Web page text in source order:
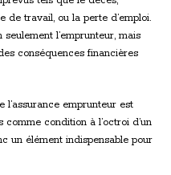
de travail, ou la perte d’emploi.
l’emprunteur, mais
conséquences financières
emprunteur est
condition à l’octroi d’un
un élément indispensable pour